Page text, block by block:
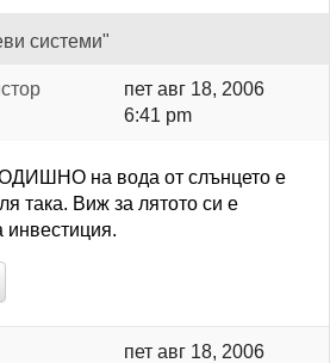
системи"
пет авг 18, 2006
6:41 pm
на вода от слънцето е
така. Виж за лятото си е
инвестиция.
пет авг 18, 2006